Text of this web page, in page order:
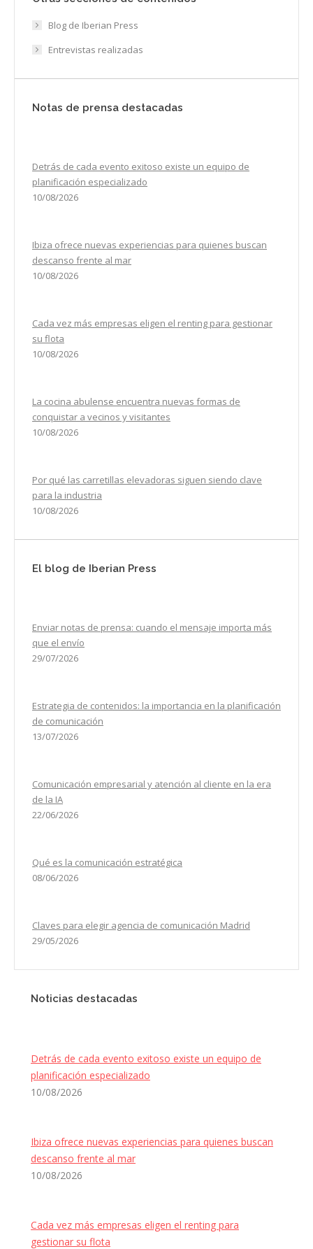
Blog de Iberian Press
Entrevistas realizadas
Notas de prensa destacadas
Detrás de cada evento exitoso existe un equipo de
planificación especializado
10/08/2026
Ibiza ofrece nuevas experiencias para quienes buscan
descanso frente al mar
10/08/2026
Cada vez más empresas eligen el renting para gestionar
su flota
10/08/2026
La cocina abulense encuentra nuevas formas de
conquistar a vecinos y visitantes
10/08/2026
Por qué las carretillas elevadoras siguen siendo clave
para la industria
10/08/2026
El blog de Iberian Press
Enviar notas de prensa: cuando el mensaje importa más
que el envío
29/07/2026
Estrategia de contenidos: la importancia en la planificación
de comunicación
13/07/2026
Comunicación empresarial y atención al cliente en la era
de la IA
22/06/2026
Qué es la comunicación estratégica
08/06/2026
Claves para elegir agencia de comunicación Madrid
29/05/2026
Noticias destacadas
Detrás de cada evento exitoso existe un equipo de
planificación especializado
10/08/2026
Ibiza ofrece nuevas experiencias para quienes buscan
descanso frente al mar
10/08/2026
Cada vez más empresas eligen el renting para
gestionar su flota